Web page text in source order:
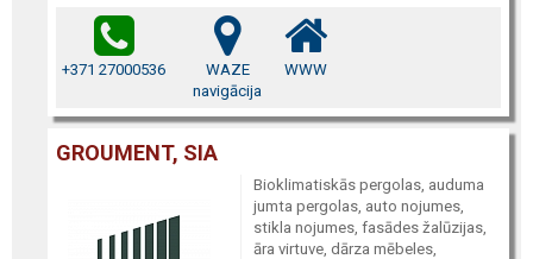
+371 27000536
WAZE
navigācija
WWW
GROUMENT, SIA
Bioklimatiskās pergolas, auduma
jumta pergolas, auto nojumes,
stikla nojumes, fasādes žalūzijas,
āra virtuve, dārza mēbeles,